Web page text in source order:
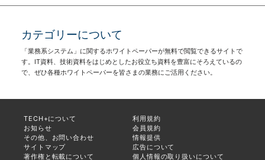
カテゴリーについて
「業務系システム」に関するホワイトペーパーが無料で閲覧できるサイトで
す。IT資料、技術資料をはじめとしたお役立ち資料を豊富にそろえているの
で、ぜひ各種ホワイトペーパーを皆さまの業務にご活用ください。
TECH+について
利用規約
お知らせ
会員規約
その他、お問い合わせ
情報提供
サイトマップ
広告について
著作権と転載について
個人情報の取り扱いについて